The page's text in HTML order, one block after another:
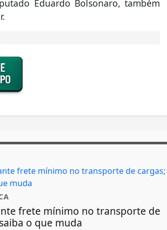
Eduardo Bolsonaro, também
frete mínimo no transporte de
o que muda